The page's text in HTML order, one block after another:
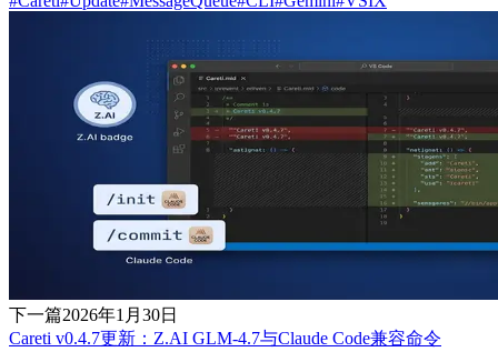
下一篇2026年1月30日
Careti v0.4.7更新：Z.AI GLM-4.7与Claude Code兼容命令